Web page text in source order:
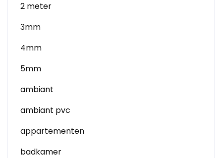
2 meter
3mm
4mm
5mm
ambiant
ambiant pvc
appartementen
badkamer